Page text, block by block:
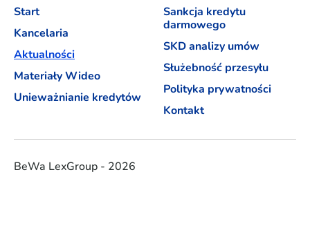
Start
Kancelaria
Aktualności
Materiały Wideo
Unieważnianie kredytów
Sankcja kredytu
darmowego
SKD analizy umów
Służebność przesyłu
Polityka prywatności
Kontakt
BeWa LexGroup - 2026